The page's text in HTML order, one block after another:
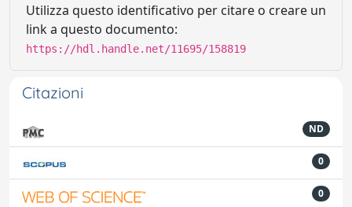
Utilizza questo identificativo per citare o creare un
link a questo documento:
https://hdl.handle.net/11695/158819
Citazioni
ND
0
0